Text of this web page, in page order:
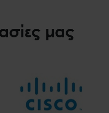
μας